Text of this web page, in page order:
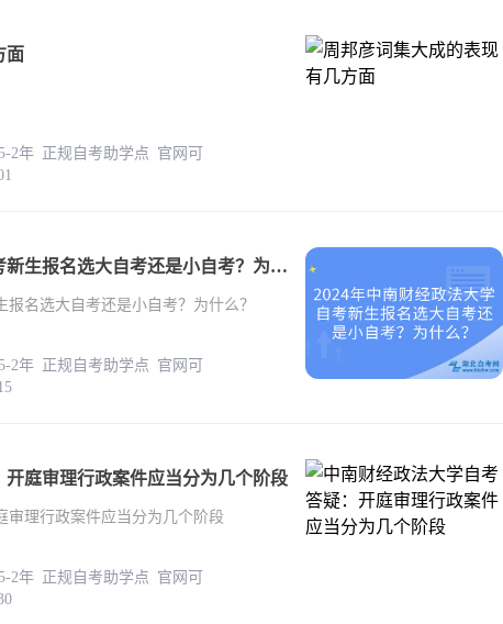
面
2年 正规自考助学点 官网可
2024年中南财经政法大学自考新生报名选大自考还是小自考？为什么？
名选大自考还是小自考？为什么？
2年 正规自考助学点 官网可
庭审理行政案件应当分为几个阶段
审理行政案件应当分为几个阶段
2年 正规自考助学点 官网可